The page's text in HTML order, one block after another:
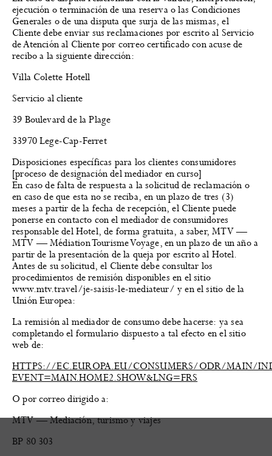
ejecución o terminación de una reserva o las Condiciones
Generales o de una disputa que surja de las mismas, el
Cliente debe enviar sus reclamaciones por escrito al Servicio
de Atención al Cliente por correo certificado con acuse de
recibo a la siguiente dirección:
Villa Colette Hotell
Servicio al cliente
39 Boulevard de la Plage
33970 Lege-Cap-Ferret
Disposiciones específicas para los clientes consumidores
[proceso de designación del mediador en curso]
En caso de falta de respuesta a la solicitud de reclamación o
en caso de que esta no se reciba, en un plazo de tres (3)
meses a partir de la fecha de recepción, el Cliente puede
ponerse en contacto con el mediador de consumidores
responsable del Hotel, de forma gratuita, a saber, MTV —
MTV — Médiation Tourisme Voyage, en un plazo de un año a
partir de la presentación de la queja por escrito al Hotel.
Antes de su solicitud, el Cliente debe consultar los
procedimientos de remisión disponibles en el sitio
www.mtv.travel/je-saisis-le-mediateur/ y en el sitio de la
Unión Europea:
La remisión al mediador de consumo debe hacerse: ya sea
completando el formulario dispuesto a tal efecto en el sitio
web de:
HTTPS://EC.EUROPA.EU/CONSUMERS/ODR/MAIN/
EVENT=MAIN.HOME2.SHOW&LNG=FRS
O por correo dirigido a:
MTV — Mediación, turismo y viajes
BP 80 303